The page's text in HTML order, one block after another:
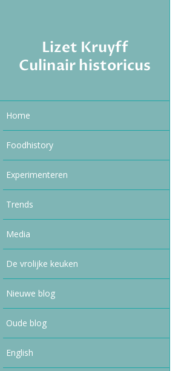
Lizet Kruyff
Culinair historicus
Home
Foodhistory
Experimenteren
Trends
Media
De vrolijke keuken
Nieuwe blog
Oude blog
English